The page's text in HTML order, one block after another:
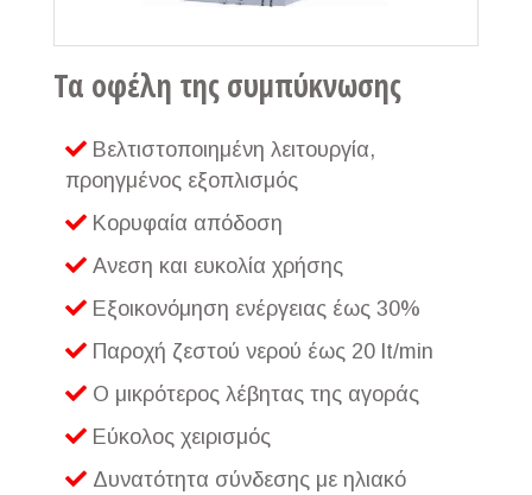
Τα οφέλη της συμπύκνωσης
Βελτιστοποιημένη λειτουργία,
προηγμένος εξοπλισμός
Κορυφαία απόδοση
Ανεση και ευκολία χρήσης
Εξοικονόμηση ενέργειας έως 30%
Παροχή ζεστού νερού έως 20 lt/min
Ο μικρότερος λέβητας της αγοράς
Εύκολος χειρισμός
Δυνατότητα σύνδεσης με ηλιακό